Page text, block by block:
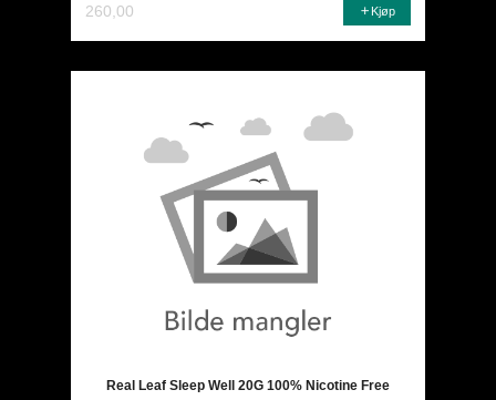
260,00 Kjøp
Real Leaf Sleep Well 20G 100% Nicotine Free